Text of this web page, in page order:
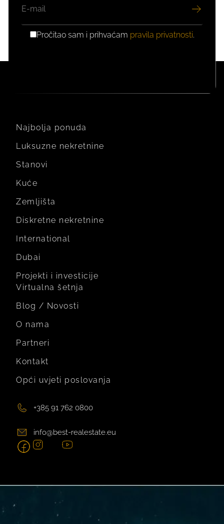
GDPRPročitao sam i prihvaćam pravila privatnosti.
Najbolja ponuda
Luksuzne nekretnine
Stanovi
Kuće
Zemljišta
Diskretne nekretnine
International
Dubai
Projekti i investicije
Virtualna šetnja
Blog / Novosti
O nama
Partneri
Kontakt
Opći uvjeti poslovanja
+385 91 762 0800
info@best-realestate.eu